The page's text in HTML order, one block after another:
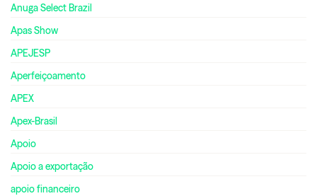
Anuga Select Brazil
Apas Show
APEJESP
Aperfeiçoamento
APEX
Apex-Brasil
Apoio
Apoio a exportação
apoio financeiro